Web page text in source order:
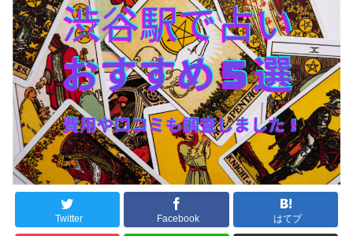
Twitter Facebook はてブ